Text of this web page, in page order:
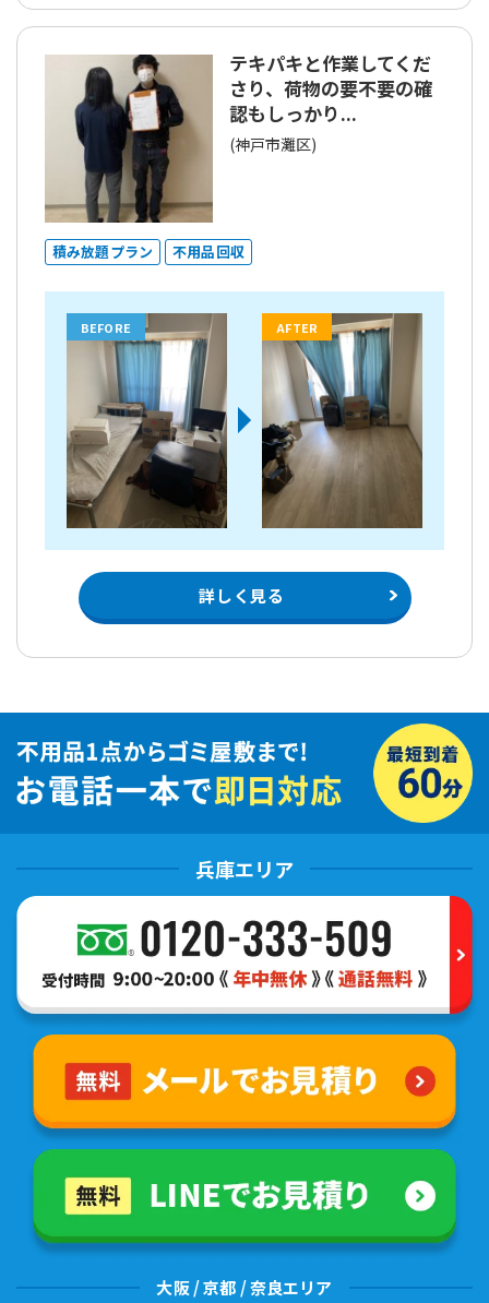
テキパキと作業してくだ
さり、荷物の要不要の確
認もしっかり...
(神戸市灘区)
積み放題プラン 不用品回収
BEFORE AFTER
詳しく見る
兵庫エリア
大阪 / 京都 / 奈良エリア